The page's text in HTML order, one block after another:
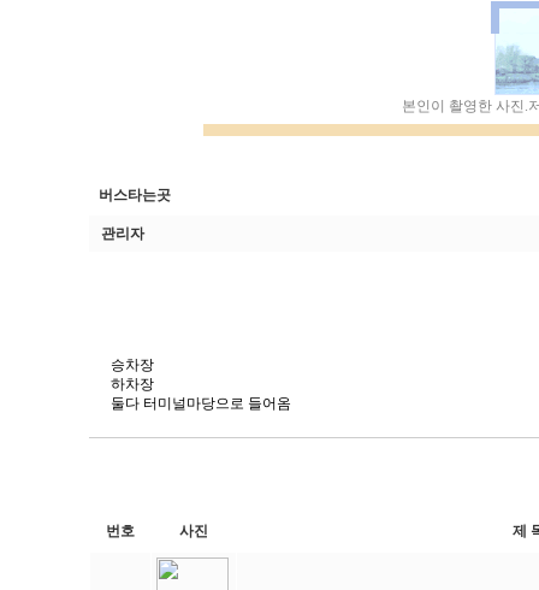
본인이 촬영한 사진.
버스타는곳
관리자
승차장
하차장
둘다 터미널마당으로 들어옴
번호 사진 제